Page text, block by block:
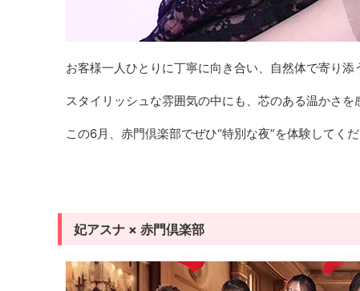
お客様一人ひとりに丁寧に向き合い、自然体で寄り添
スタイリッシュな雰囲気の中にも、芯のある温かさ
この6月、赤門倶楽部でぜひ“特別な夜”を体験してくだ
妃アスナ × 赤門倶楽部